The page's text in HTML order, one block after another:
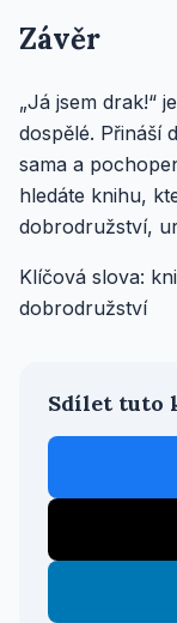
Závěr
„Já jsem drak!“
dospělé. Přináší
sama a
hledáte knihu,
dobrodružství,
Klíčová slova:
dobrodružství
Sdílet tuto